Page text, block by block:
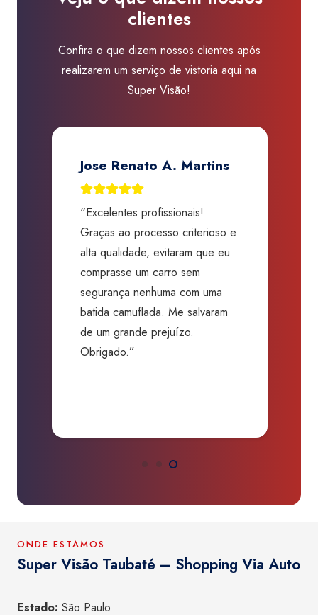
Shopping
clientes
Confira o que dizem nossos clientes após
realizarem um serviço de vistoria aqui na
Super Visão!
Jose Renato A. Martins
“Excelentes profissionais!
Graças ao processo criterioso e
alta qualidade, evitaram que eu
comprasse um carro sem
segurança nenhuma com uma
batida camuflada. Me salvaram
de um grande prejuízo.
Obrigado.”
ONDE ESTAMOS
Super Visão Taubaté – Shopping Via Auto
Estado: São Paulo